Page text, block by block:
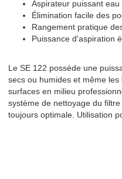
Aspirateur puissant
Élimination facile des
Rangement pratique
Puissance d'aspiration
Le SE 122 possède une
secs ou humides et même
surfaces en milieu
système de nettoyage du
toujours optimale. Utilisation